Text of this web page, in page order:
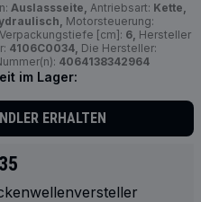
Auslassseite, Antriebsart: Kette,
Motorsteuerung:
Verpackungstiefe [cm]: 6, Hersteller
4106C0034, Die Hersteller:
4064138342964
im Lager:
ERHALTEN